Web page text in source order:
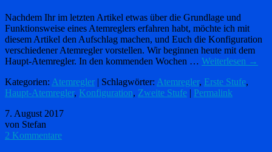
Nachdem Ihr im letzten Artikel etwas über die Grundlage und
Funktionsweise eines Atemreglers erfahren habt, möchte ich mit
diesem Artikel den Aufschlag machen, und Euch die Konfiguration
verschiedener Atemregler vorstellen. Wir beginnen heute mit dem
Haupt-Atemregler. In den kommenden Wochen … Weiterlesen →
Kategorien: Atemregler | Schlagwörter: Atemregler, Erste Stufe,
Haupt-Atemregler, Konfiguration, Zweite Stufe | Permalink
7. August 2017
von Stefan
2 Kommentare